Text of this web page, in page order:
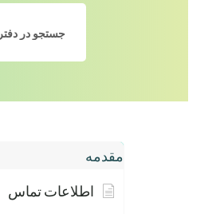
مقدمه
اطلاعات تماس